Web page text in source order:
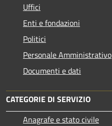
Uffici
Enti e fondazioni
Politici
Personale Amministrativo
Documenti e dati
CATEGORIE DI SERVIZIO
Anagrafe e stato civile